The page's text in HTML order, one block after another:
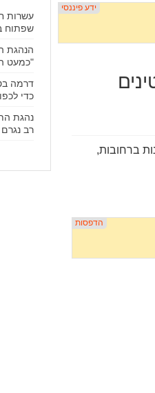
ברחובות,
עשרות
שפתוח
הנהגת
"כמעט
דרמה
כדי
נהגת
רב